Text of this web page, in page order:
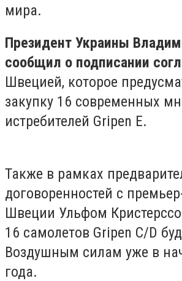
мира.
Президент Украины
сообщил о подписании
Швецией, которое
закупку 16 современных
истребителей Gripen E.
Также в рамках
договоренностей с
Швеции Ульфом
16 самолетов Gripen C/D
Воздушным силам уже в
года.